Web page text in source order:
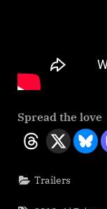
Spread the love
Trailers